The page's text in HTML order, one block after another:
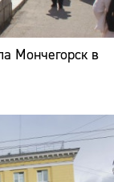
Мончегорск в